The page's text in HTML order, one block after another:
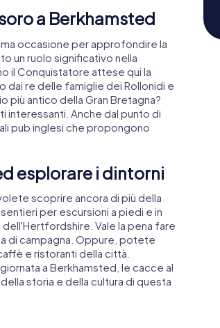
a Berkhamsted
occasione per approfondire la
un ruolo significativo nella
il Conquistatore attese qui la
dai re delle famiglie dei Rollonidi e
più antico della Gran Bretagna?
Anche dal punto di
pub inglesi che propongono
esplorare i dintorni
scoprire ancora di più della
per escursioni a piedi e in
Vale la pena fare
di campagna. Oppure, potete
e ristoranti della città.
a Berkhamsted, le cacce al
storia e della cultura di questa